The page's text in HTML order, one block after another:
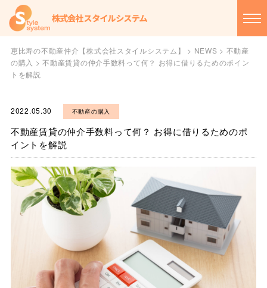
恵比寿の不動産仲介【株式会社スタイルシステム】 > NEWS > 不動産
の購入 >不動産賃貸の仲介手数料って何？ お得に借りるためのポイン
トを解説
2022.05.30 不動産の購入
不動産賃貸の仲介手数料って何？ お得に借りるためのポ
イントを解説